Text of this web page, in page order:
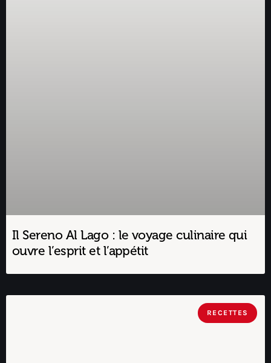
Il Sereno Al Lago : le voyage culinaire qui
ouvre l’esprit et l’appétit
RECETTES